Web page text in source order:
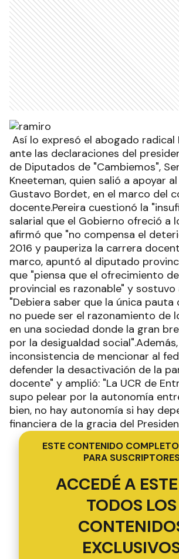
Así lo expresó el abogado radical
ante las declaraciones del
de Diputados de "Cambiemos",
Kneeteman, quien salió a apoyar
Gustavo Bordet, en el marco del
docente.Pereira cuestionó la
salarial que el Gobierno ofreció a
afirmó que "no compensa el
2016 y pauperiza la carrera
marco, apuntó al diputado
que "piensa que el ofrecimiento
provincial es razonable" y
"Debiera saber que la única pauta
no puede ser el razonamiento de
en una sociedad donde la gran
por la desigualdad
inconsistencia de mencionar al
defender la desactivación de la
docente" y amplió: "La UCR de
supo pelear por la autonomía
bien, no hay autonomía si hay
financiera de la gracia del
ESTE CONTENIDO
PARA
ACCEDÉ A
TODOS LOS